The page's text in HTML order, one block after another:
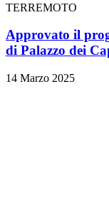
TERREMOTO
Approvato il
di Palazzo dei
14 Marzo 2025